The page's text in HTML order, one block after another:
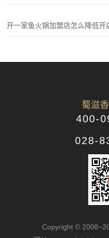
开一家鱼火锅加盟店怎么降低开
蜀滋
400-
028-
Copyright ©